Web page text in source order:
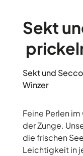
Sekt
Sekt und
Winzer
Feine Perlen
der Zunge.
die frischen
Leichtigkeit in